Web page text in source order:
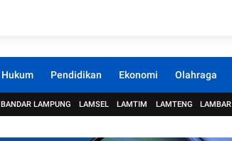
Hukum Pendidikan Ekonomi Olahraga
BANDAR LAMPUNG LAMSEL LAMTIM LAMTENG LAMBAR